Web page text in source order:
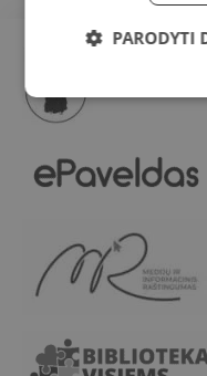
PARODYTI